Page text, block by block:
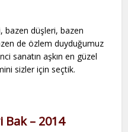
bazen düşleri, bazen
de özlem duyduğumuz
sanatın aşkın en güzel
sizler için seçtik.
Bak – 2014